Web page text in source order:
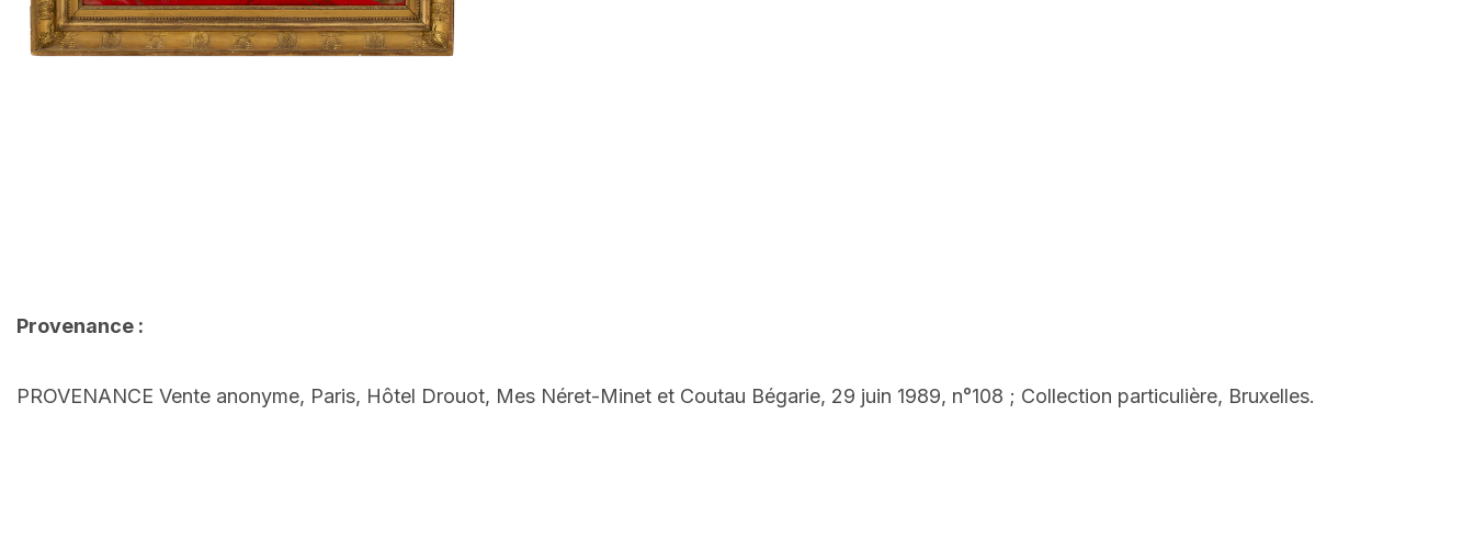
Provenance :
PROVENANCE Vente anonyme, Paris, Hôtel Drouot, Mes Néret-Minet et Coutau Bégarie, 29 juin 1989, n°108 ; Collection particulière, Bruxelles.